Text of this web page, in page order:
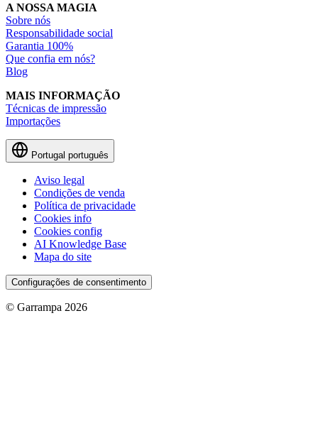
A NOSSA MAGIA
Sobre nós
Responsabilidade social
Garantia 100%
Que confia em nós?
Blog
MAIS INFORMAÇÃO
Técnicas de impressão
Importações
Portugal português
Aviso legal
Condições de venda
Política de privacidade
Cookies info
Cookies config
AI Knowledge Base
Mapa do site
Configurações de consentimento
© Garrampa 2026